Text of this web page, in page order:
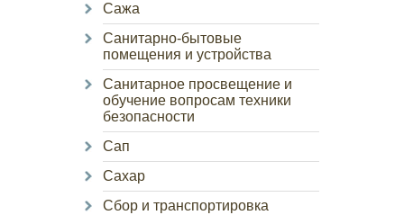
Сажа
Санитарно-бытовые
помещения и устройства
Санитарное просвещение и
обучение вопросам техники
безопасности
Сап
Сахар
Сбор и транспортировка